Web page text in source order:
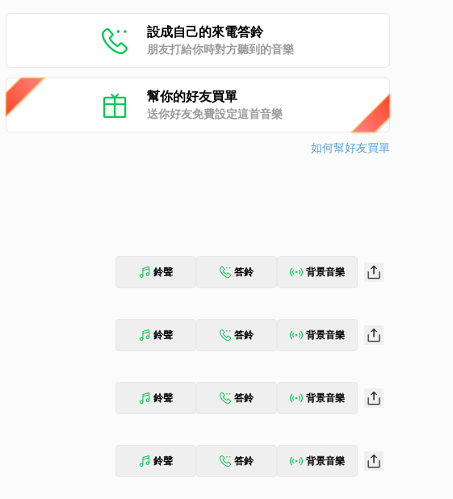
設成自己的來電答鈴
朋友打給你時對方聽到的音樂
幫你的好友買單
送你好友免費設定這首音樂
如何幫好友買單
鈴聲 答鈴 背景音樂
鈴聲 答鈴 背景音樂
鈴聲 答鈴 背景音樂
鈴聲 答鈴 背景音樂